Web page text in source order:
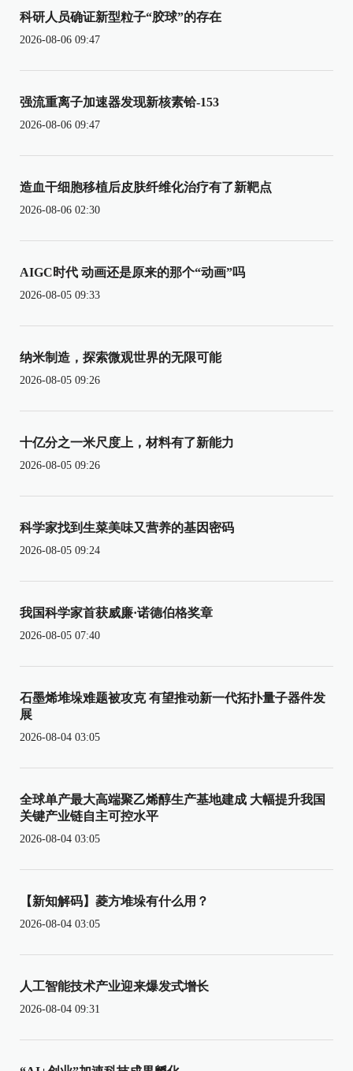
科研人员确证新型粒子“胶球”的存在
2026-08-06 09:47
强流重离子加速器发现新核素铪-153
2026-08-06 09:47
造血干细胞移植后皮肤纤维化治疗有了新靶点
2026-08-06 02:30
AIGC时代 动画还是原来的那个“动画”吗
2026-08-05 09:33
纳米制造，探索微观世界的无限可能
2026-08-05 09:26
十亿分之一米尺度上，材料有了新能力
2026-08-05 09:26
科学家找到生菜美味又营养的基因密码
2026-08-05 09:24
我国科学家首获威廉·诺德伯格奖章
2026-08-05 07:40
石墨烯堆垛难题被攻克 有望推动新一代拓扑量子器件发
展
2026-08-04 03:05
全球单产最大高端聚乙烯醇生产基地建成 大幅提升我国
关键产业链自主可控水平
2026-08-04 03:05
【新知解码】菱方堆垛有什么用？
2026-08-04 03:05
人工智能技术产业迎来爆发式增长
2026-08-04 09:31